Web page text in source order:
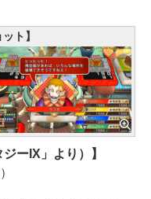
ト】
ーIX」より）】